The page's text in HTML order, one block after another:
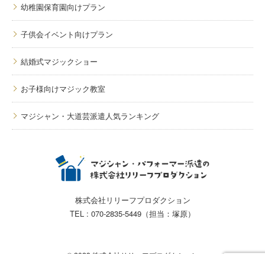
幼稚園保育園向けプラン
子供会イベント向けプラン
結婚式マジックショー
お子様向けマジック教室
マジシャン・大道芸派遣人気ランキング
株式会社リリーフプロダクション
TEL : 070-2835-5449（担当：塚原）